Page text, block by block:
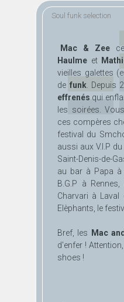
Soul funk selection
Mac & Zee
Haulme et
vieilles galettes
de funk. Depuis
effrenés qui
les soirées.
ces compères
festival du
aussi aux V.I.P
Saint-Denis-de-
au bar à Papa à
B.G.P à
Charvari à
Elèphants, le
Bref, les Mac
d'enfer !
shoes !